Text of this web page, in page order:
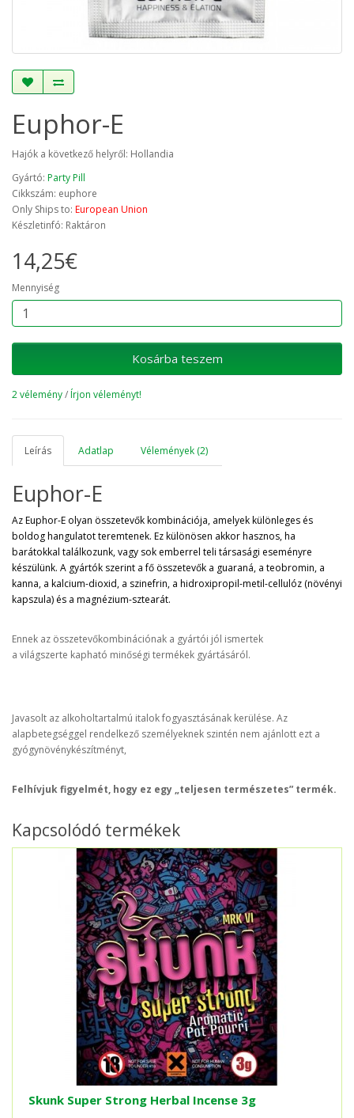
Euphor-E
Hajók a következő helyről: Hollandia
Gyártó: Party Pill
Cikkszám: euphore
Only Ships to: European Union
Készletinfó: Raktáron
14,25€
Mennyiség
Kosárba teszem
2 vélemény/Írjon véleményt!
Leírás Adatlap Vélemények (2)
Euphor-E
Az Euphor-E olyan összetevők kombinációja, amelyek különleges és
boldog hangulatot teremtenek. Ez különösen akkor hasznos, ha
barátokkal találkozunk, vagy sok emberrel teli társasági eseményre
készülünk. A gyártók szerint a fő összetevők a guaraná, a teobromin, a
kanna, a kalcium-dioxid, a szinefrin, a hidroxipropil-metil-cellulóz (növényi
kapszula) és a magnézium-sztearát.
Ennek az összetevőkombinációnak a gyártói jól ismertek
a világszerte kapható minőségi termékek gyártásáról.
Javasolt az alkoholtartalmú italok fogyasztásának kerülése. Az
alapbetegséggel rendelkező személyeknek szintén nem ajánlott ezt a
gyógynövénykészítményt,
Felhívjuk figyelmét, hogy ez egy „teljesen természetes” termék.
Kapcsolódó termékek
Skunk Super Strong Herbal Incense 3g